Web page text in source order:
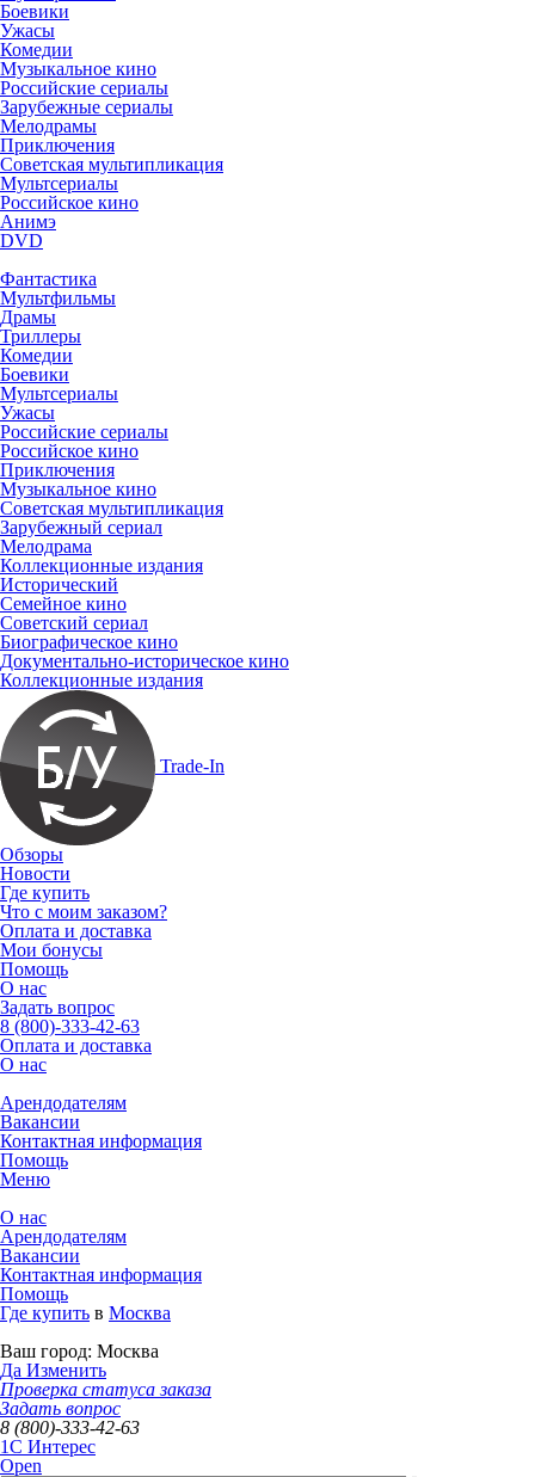
Боевики
Ужасы
Комедии
Музыкальное кино
Российские сериалы
Зарубежные сериалы
Мелодрамы
Приключения
Советская мультипликация
Мультсериалы
Российское кино
Анимэ
DVD
Фантастика
Мультфильмы
Драмы
Триллеры
Комедии
Боевики
Мультсериалы
Ужасы
Российские сериалы
Российское кино
Приключения
Музыкальное кино
Советская мультипликация
Зарубежный сериал
Мелодрама
Коллекционные издания
Исторический
Семейное кино
Советский сериал
Биографическое кино
Документально-историческое кино
Коллекционные издания
Trade-In
Обзоры
Новости
Где купить
Что с моим заказом?
Оплата и доставка
Мои бонусы
Помощь
О нас
Задать вопрос
8 (800)-333-42-63
Оплата и доставка
О нас
Арендодателям
Вакансии
Контактная информация
Помощь
Меню
О нас
Арендодателям
Вакансии
Контактная информация
Помощь
Где купить в Москва
Ваш город: Москва
Да Изменить
Проверка статуса заказа
Задать вопрос
8 (800)-333-42-63
1C Интерес
Open